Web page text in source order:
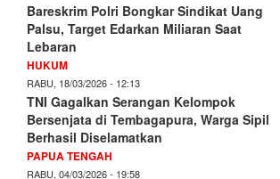
Bareskrim Polri Bongkar Sindikat Uang
Palsu, Target Edarkan Miliaran Saat
Lebaran
HUKUM
RABU, 18/03/2026 - 12:13
TNI Gagalkan Serangan Kelompok
Bersenjata di Tembagapura, Warga Sipil
Berhasil Diselamatkan
PAPUA TENGAH
RABU, 04/03/2026 - 19:58